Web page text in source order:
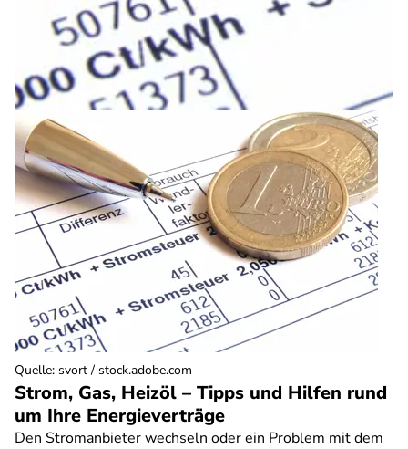
Strom, Gas, Heizöl – Tipps und Hilfen rund
um Ihre Energieverträge
Den Stromanbieter wechseln oder ein Problem mit dem
Quelle: svort / stock.adobe.com